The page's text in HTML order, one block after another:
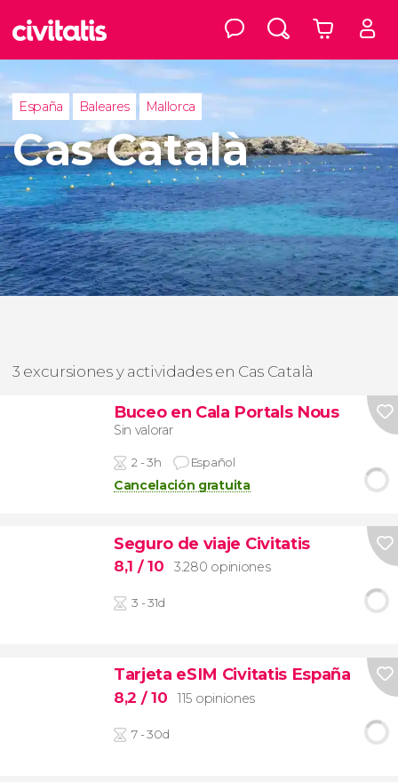
España Baleares Mallorca
Cas Català
3 excursiones y actividades en Cas Català
Buceo en Cala Portals Nous
Sin valorar
2 - 3h Español
Cancelación gratuita
Seguro de viaje Civitatis
8,1 / 10 3.280 opiniones
3 - 31d
Tarjeta eSIM Civitatis España
8,2 / 10 115 opiniones
7 - 30d